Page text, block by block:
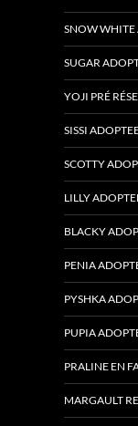
SNOW WHITE
SUGAR
YOJI PRÉ
SISSI
SCOTTY
LILLY
BLACKY
PENIA
PYSHKA
PUPIA
PRALINE EN
MARGAULT